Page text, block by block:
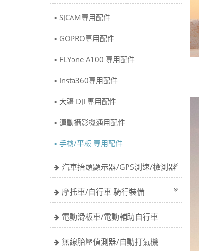
SJCAM專用配件
GOPRO專用配件
FLYone A100 專用配件
Insta360專用配件
大疆 DJI 專用配件
運動攝影機通用配件
手機/平板 專用配件
汽車抬頭顯示器/GPS測速/檢測器
摩托車/自行車 騎行裝備
電動滑板車/電動輔助自行車
無線胎壓偵測器/自動打氣機